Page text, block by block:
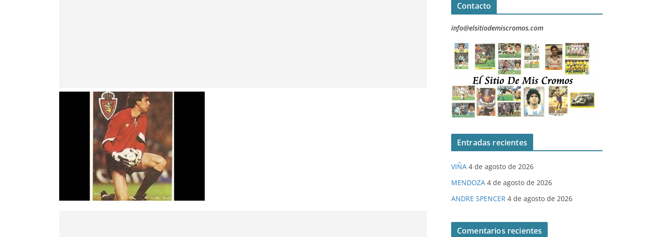
Contacto
info@elsitiodemiscromos.com
Entradas recientes
VIÑA 4 de agosto de 2026
MENDOZA 4 de agosto de 2026
ANDRE SPENCER 4 de agosto de 2026
Comentarios recientes